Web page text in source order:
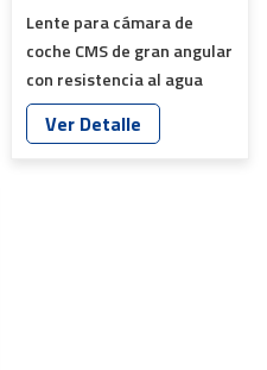
Lente para cámara de
coche CMS de gran angular
con resistencia al agua
IP69, distancia focal de 2,8
mm, alimentación AA,
Ver Detalle